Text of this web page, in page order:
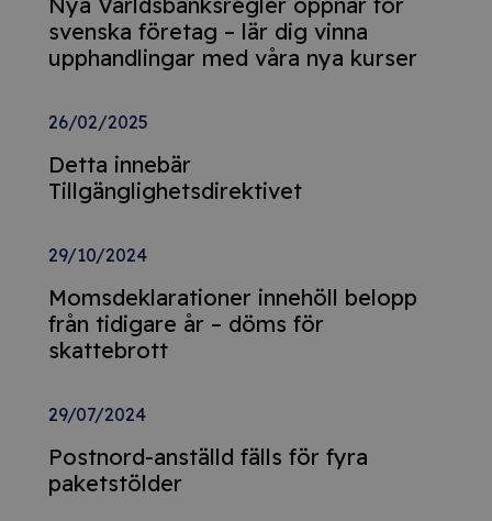
svenska företag – lär dig vinna
upphandlingar med våra nya kurser
26/02/2025
Detta innebär
Tillgänglighetsdirektivet
29/10/2024
Momsdeklarationer innehöll belopp
från tidigare år – döms för
skattebrott
29/07/2024
Postnord-anställd fälls för fyra
paketstölder